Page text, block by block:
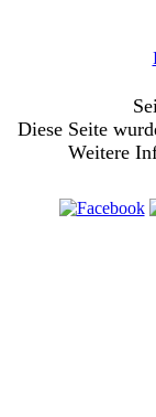
Diese Seite
Weitere